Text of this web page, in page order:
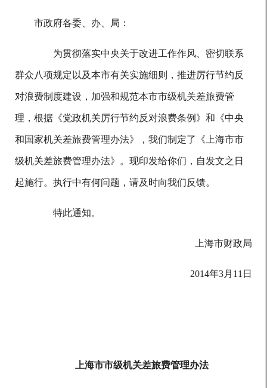
市政府各委、办、局：
为贯彻落实中央关于改进工作作风、密切联系
群众八项规定以及本市有关实施细则，推进厉行节约反
对浪费制度建设，加强和规范本市市级机关差旅费管
理，根据《党政机关厉行节约反对浪费条例》和《中央
和国家机关差旅费管理办法》，我们制定了《上海市市
级机关差旅费管理办法》。现印发给你们，自发文之日
起施行。执行中有何问题，请及时向我们反馈。
特此通知。
上海市财政局
2014年3月11日
上海市市级机关差旅费管理办法